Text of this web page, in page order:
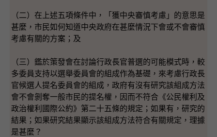
（二）在上述五項條件中，「獲中央審慎考慮」的意思是
甚麼，市民如何知道中央政府在甚麼情況下會或不會審慎
考慮有關的方案；及
（三）鑑於策發會在討論行政長官普選的可能模式時，較
多委員支持以選舉委員會的組成作為基礎，來考慮行政長
官候選人提名委員會的組成，政府有沒有研究該組成方法
會不會剝奪一般市民的提名權，因而不符合《公民權利及
政治權利國際公約》第二十五條的規定；如果有，研究的
結果；如果研究結果顯示該組成方法符合有關規定，理據
是甚麼？